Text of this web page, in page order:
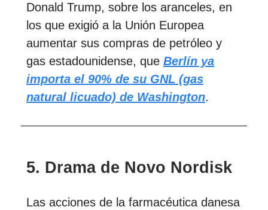
Donald Trump, sobre los aranceles, en
los que exigió a la Unión Europea
aumentar sus compras de petróleo y
gas estadounidense, que Berlín ya
importa el 90% de su GNL (gas
natural licuado) de Washington.
5. Drama de Novo Nordisk
Las acciones de la farmacéutica danesa